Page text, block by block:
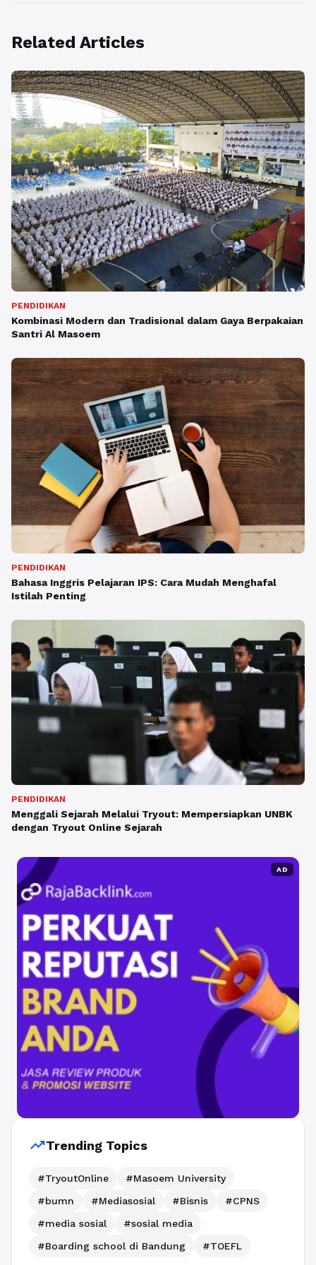
Related Articles
PENDIDIKAN
Kombinasi Modern dan Tradisional dalam Gaya Berpakaian
Santri Al Masoem
PENDIDIKAN
Bahasa Inggris Pelajaran IPS: Cara Mudah Menghafal
Istilah Penting
PENDIDIKAN
Menggali Sejarah Melalui Tryout: Mempersiapkan UNBK
dengan Tryout Online Sejarah
AD
trending_upTrending Topics
#TryoutOnline
#Masoem University
#bumn
#Mediasosial #Bisnis
#CPNS
#media sosial
#sosial media
#Boarding school di Bandung
#TOEFL